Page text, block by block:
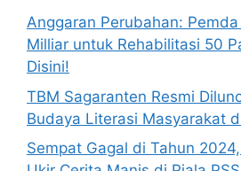
Anggaran Perubahan: Pemda
Milliar untuk Rehabilitasi 50
Disini!
TBM Sagaranten Resmi
Budaya Literasi Masyarakat
Sempat Gagal di Tahun